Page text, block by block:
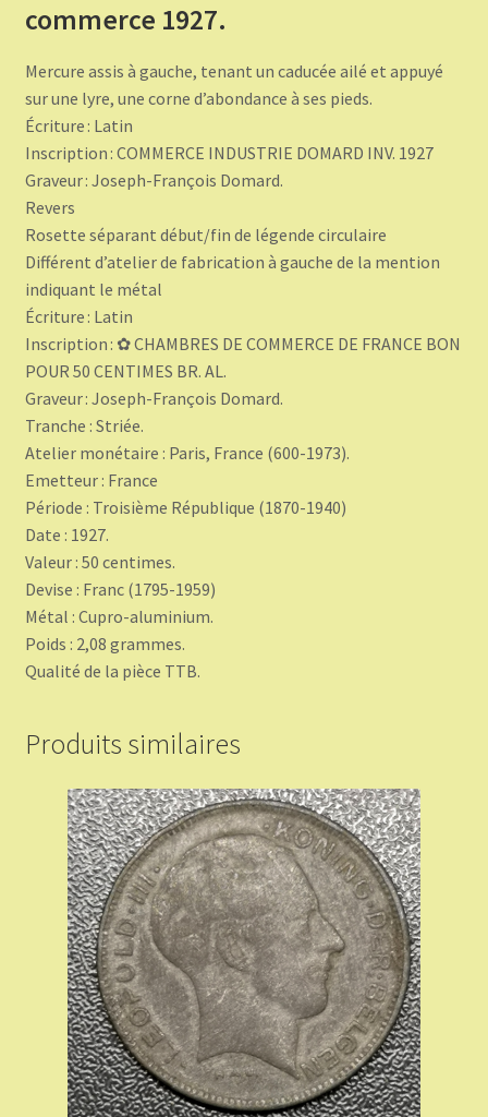
commerce 1927.
Mercure assis à gauche, tenant un caducée ailé et appuyé
sur une lyre, une corne d’abondance à ses pieds.
Écriture : Latin
Inscription : COMMERCE INDUSTRIE DOMARD INV. 1927
Graveur : Joseph-François Domard.
Revers
Rosette séparant début/fin de légende circulaire
Différent d’atelier de fabrication à gauche de la mention
indiquant le métal
Écriture : Latin
Inscription : ✿ CHAMBRES DE COMMERCE DE FRANCE BON
POUR 50 CENTIMES BR. AL.
Graveur : Joseph-François Domard.
Tranche : Striée.
Atelier monétaire : Paris, France (600-1973).
Emetteur : France
Période : Troisième République (1870-1940)
Date : 1927.
Valeur : 50 centimes.
Devise : Franc (1795-1959)
Métal : Cupro-aluminium.
Poids : 2,08 grammes.
Qualité de la pièce TTB.
Produits similaires